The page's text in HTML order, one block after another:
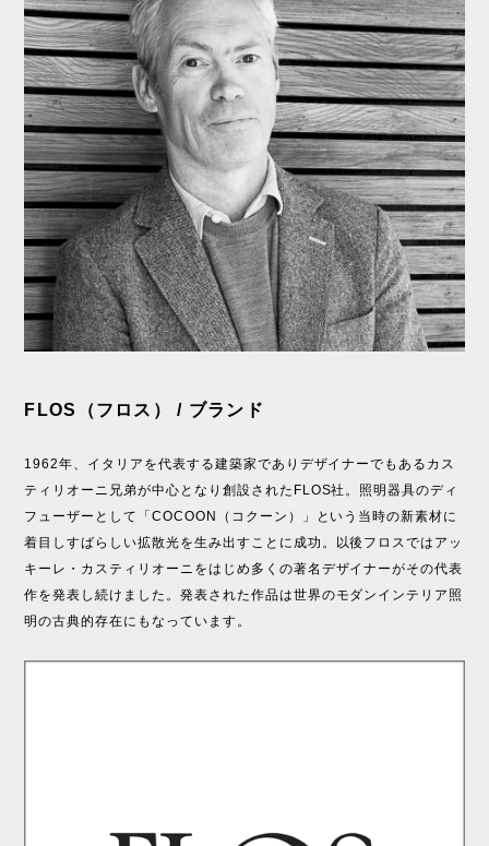
FLOS（フロス） / ブランド
1962年、イタリアを代表する建築家でありデザイナーでもあるカス
ティリオーニ兄弟が中心となり創設されたFLOS社。照明器具のディ
フューザーとして「COCOON（コクーン）」という当時の新素材に
着目しすばらしい拡散光を生み出すことに成功。以後フロスではアッ
キーレ・カスティリオーニをはじめ多くの著名デザイナーがその代表
作を発表し続けました。発表された作品は世界のモダンインテリア照
明の古典的存在にもなっています。